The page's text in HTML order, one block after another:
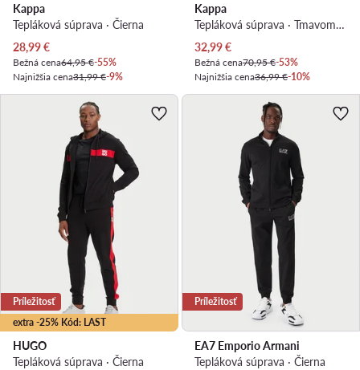
Kappa
Tepláková súprava · Čierna
Aktuálna cena
28,99€
Bežná cena64,95 €-55%
Najnižšia cena31,99 €-9%
Kappa
Tepláková súprava · Tmavomodrá
Aktuálna cena
32,99€
Bežná cena70,95 €-53%
Najnižšia cena36,99 €-10%
extra -25% Kód: LAST
Príležitosť
HUGO
Tepláková súprava · Čierna
Príležitosť
EA7 Emporio Armani
Tepláková súprava · Čierna